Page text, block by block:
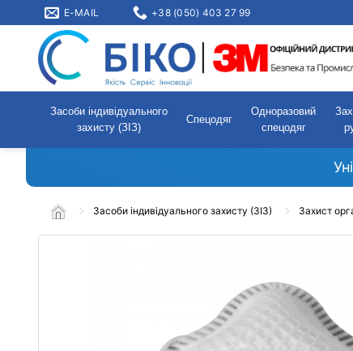
E-MAIL +38 (050) 403 27 99
Засоби індивідуального
захисту (ЗІЗ)
Спецодяг
Одноразовий
спецодяг
Засоби індивідуального захисту (ЗІЗ) Захист